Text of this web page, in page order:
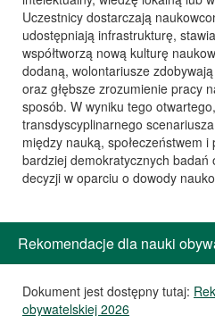
Uczestnicy dostarczają
udostępniają infrastrukturę,
współtworzą nową kulturę
dodaną, wolontariusze
oraz głębsze zrozumienie pracy
sposób. W wyniku tego
transdyscyplinarnego
między nauką, społeczeństwem
bardziej demokratycznych badań
decyzji w oparciu o dowody
Rekomendacje dla nauki
Dokument jest dostępny tutaj:
obywatelskiej 2026